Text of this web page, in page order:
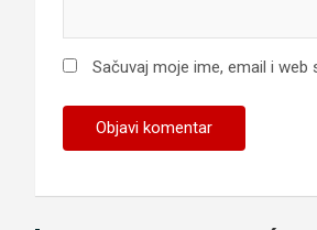
Sačuvaj moje ime, email i